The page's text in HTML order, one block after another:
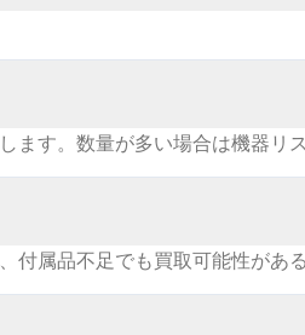
す。数量が多い場合は機器リ
属品不足でも買取可能性があ